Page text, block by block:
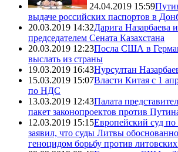
24.04.2019 15:59
выдаче российских паспортов в
20.03.2019 14:32Дарига Назарбаева
председателем Сената Казахстана
20.03.2019 12:23Посла США в
выслать из страны
19.03.2019 16:43Нурсултан
15.03.2019 15:07Власти Китая с 1
по НДС
13.03.2019 12:43Палата
пакет законопроектов против
12.03.2019 15:15Европейский суд по
заявил, что суды Литвы
геноцидом борьбу против